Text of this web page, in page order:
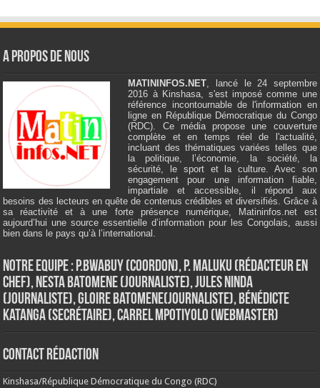
A Propos de Nous
MATININFOS.NET, lancé le 24 septembre
2016 à Kinshasa, s'est imposé comme une
référence incontournable de l'information en
ligne en République Démocratique du Congo
(RDC). Ce média propose une couverture
complète et en temps réel de l'actualité,
incluant des thématiques variées telles que
la politique, l’économie, la société, la
sécurité, le sport et la culture. Avec son
engagement pour une information fiable,
impartiale et accessible, il répond aux
besoins des lecteurs en quête de contenus crédibles et diversifiés. Grâce à
sa réactivité et à une forte présence numérique, Matininfos.net est
aujourd’hui une source essentielle d’information pour les Congolais, aussi
bien dans le pays qu’à l’international.
Notre Equipe : P.Bwabuy (Coordon), P. Maluku (Rédacteur en
Chef), Nesta Batomene (Journaliste), Jules Ninda
(Journaliste), Gloire Batomene(Journaliste), Bénédicte
Katanga (Secrétaire), Carrel Mpotiyolo (Webmaster)
Contact Rédaction
Kinshasa/République Démocratique du Congo (RDC)